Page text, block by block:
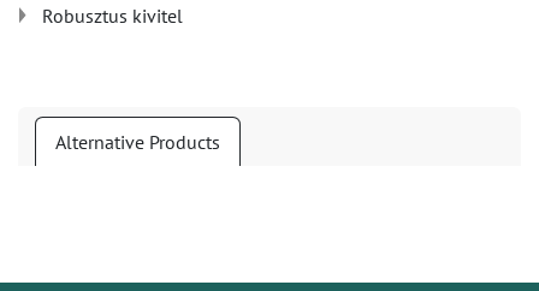
Robusztus kivitel
Alternative Products